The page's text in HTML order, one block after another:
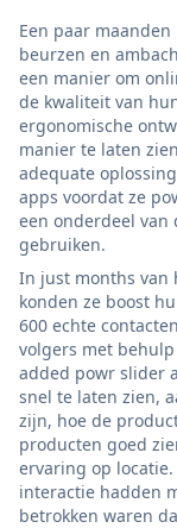
Een paar
beurzen en
een manier om
de kwaliteit van
ergonomische
manier te laten
adequate
apps voordat ze
een onderdeel van
gebruiken.
In just months van
konden ze boost
600 echte
volgers met
added powr slider
snel te laten zien,
zijn, hoe de
producten goed
ervaring op
interactie hadden
betrokken waren